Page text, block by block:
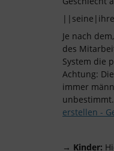
Je nach
des
System die
Achtung:
immer
erstellen -
→ Kinder: